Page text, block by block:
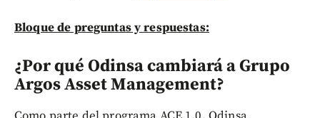
Bloque de preguntas y respuestas:
¿Por qué Odinsa cambiará a Grupo
Argos Asset Management?